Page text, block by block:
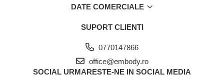
DATE COMERCIALE
SUPORT CLIENTI
0770147866
office@embody.ro
SOCIAL URMARESTE-NE IN SOCIAL MEDIA